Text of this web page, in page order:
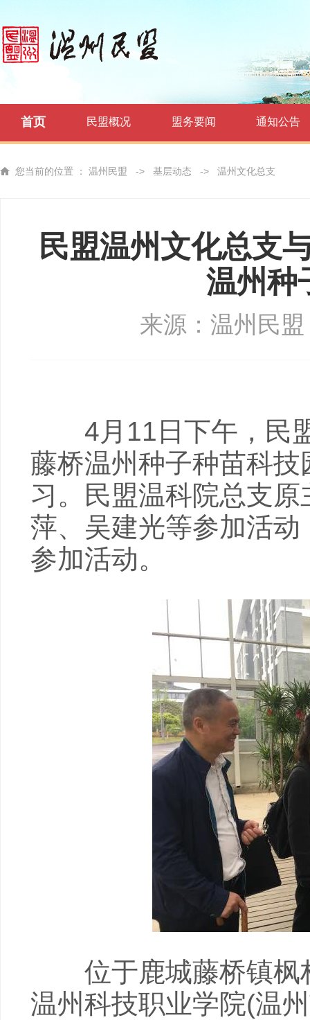
首页 民盟概况 盟务要闻 通知公告
您当前的位置 ： 温州民盟 -> 基层动态 -> 温州文化总支
民盟温州文化总支
温州种
来源：温州民盟
4月11日下午，民盟
藤桥温州种子种苗科
习。民盟温科院总支
萍、吴建光等参加活
参加活动。
位于鹿城藤桥镇枫
温州科技职业学院(温